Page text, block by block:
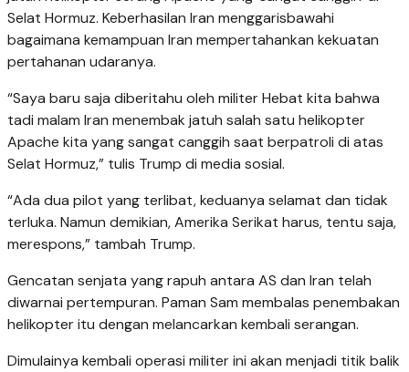
Selat Hormuz. Keberhasilan Iran menggarisbawahi
bagaimana kemampuan Iran mempertahankan kekuatan
pertahanan udaranya.
“Saya baru saja diberitahu oleh militer Hebat kita bahwa
tadi malam Iran menembak jatuh salah satu helikopter
Apache kita yang sangat canggih saat berpatroli di atas
Selat Hormuz,” tulis Trump di media sosial.
“Ada dua pilot yang terlibat, keduanya selamat dan tidak
terluka. Namun demikian, Amerika Serikat harus, tentu saja,
merespons,” tambah Trump.
Gencatan senjata yang rapuh antara AS dan Iran telah
diwarnai pertempuran. Paman Sam membalas penembakan
helikopter itu dengan melancarkan kembali serangan.
Dimulainya kembali operasi militer ini akan menjadi titik balik